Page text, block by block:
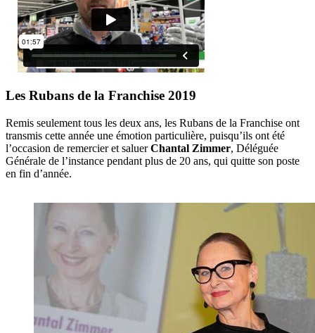
Les Rubans de la Franchise 2019
Remis seulement tous les deux ans, les Rubans de la Franchise ont
transmis cette année une émotion particulière, puisqu’ils ont été
l’occasion de remercier et saluerChantal Zimmer, Déléguée
Générale de l’instance pendant plus de 20 ans, qui quitte son poste
en fin d’année.